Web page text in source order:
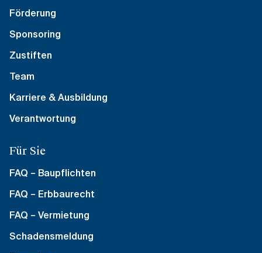
Förderung
Sponsoring
Zustiften
Team
Karriere & Ausbildung
Verantwortung
Für Sie
FAQ – Baupflichten
FAQ – Erbbaurecht
FAQ – Vermietung
Schadensmeldung